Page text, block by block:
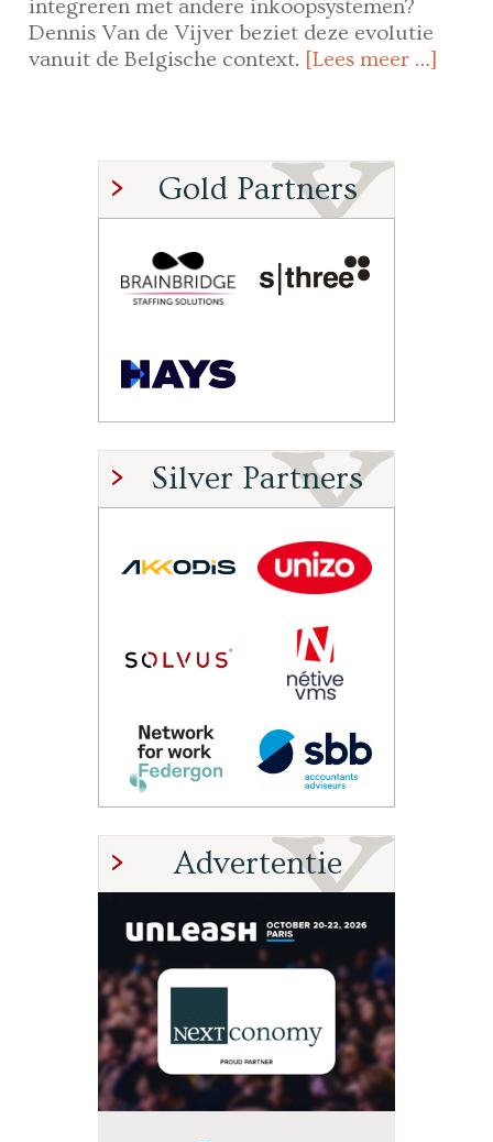
integreren met andere inkoopsystemen?
Dennis Van de Vijver beziet deze evolutie
vanuit de Belgische context. [Lees meer …]
Gold Partners
Silver Partners
Advertentie